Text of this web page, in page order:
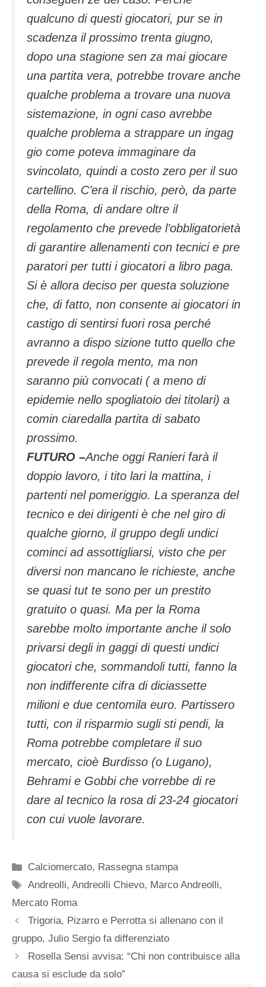
qualcuno di questi giocatori, pur se in
scadenza il prossimo trenta giugno,
dopo una stagione sen za mai giocare
una partita vera, potrebbe trovare anche
qualche problema a trovare una nuova
sistemazione, in ogni caso avrebbe
qualche problema a strappare un ingag
gio come poteva immaginare da
svincolato, quindi a costo zero per il suo
cartellino. C’era il rischio, però, da parte
della Roma, di andare oltre il
regolamento che prevede l’obbligatorietà
di garantire allenamenti con tecnici e pre
paratori per tutti i giocatori a libro paga.
Si è allora deciso per questa soluzione
che, di fatto, non consente ai giocatori in
castigo di sentirsi fuori rosa perché
avranno a dispo sizione tutto quello che
prevede il regola mento, ma non
saranno più convocati ( a meno di
epidemie nello spogliatoio dei titolari) a
comin ciaredalla partita di sabato
prossimo.
FUTURO –Anche oggi Ranieri farà il
doppio lavoro, i tito lari la mattina, i
partenti nel pomeriggio. La speranza del
tecnico e dei dirigenti è che nel giro di
qualche giorno, il gruppo degli undici
cominci ad assottigliarsi, visto che per
diversi non mancano le richieste, anche
se quasi tut te sono per un prestito
gratuito o quasi. Ma per la Roma
sarebbe molto importante anche il solo
privarsi degli in gaggi di questi undici
giocatori che, sommandoli tutti, fanno la
non indifferente cifra di diciassette
milioni e due centomila euro. Partissero
tutti, con il risparmio sugli sti pendi, la
Roma potrebbe completare il suo
mercato, cioè Burdisso (o Lugano),
Behrami e Gobbi che vorrebbe di re
dare al tecnico la rosa di 23-24 giocatori
con cui vuole lavorare.
Categorie
Calciomercato, Rassegna stampa
Tag
Andreolli,Andreolli Chievo, Marco Andreolli,
Mercato Roma
Trigoria, Pizarro e Perrotta si allenano con il
gruppo, Julio Sergio fa differenziato
Rosella Sensi avvisa: “Chi non contribuisce alla
causa si esclude da solo”